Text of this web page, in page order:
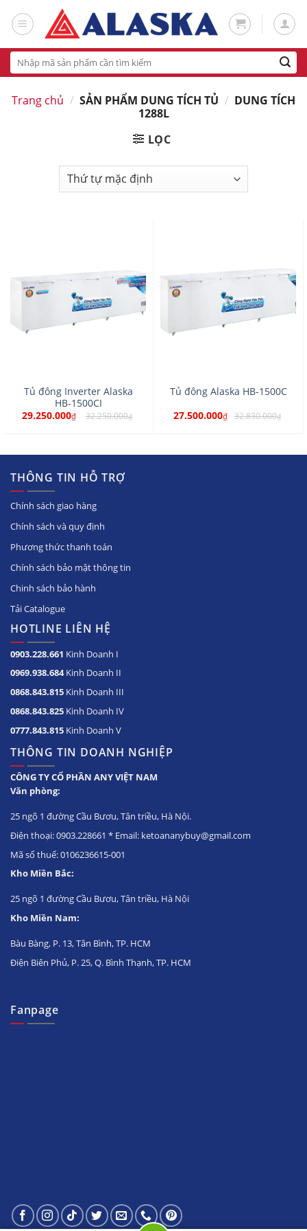
Tìm
kiếm:
Trang chủ / SẢN PHẨM DUNG TÍCH TỦ / DUNG TÍCH
1288L
LỌC
Tủ đông Inverter Alaska
HB-1500CI
29.250.000₫ 32.250.000₫
Tủ đông Alaska HB-1500C
27.500.000₫ 32.830.000₫
THÔNG TIN HỖ TRỢ
Chính sách giao hàng
Chính sách và quy định
Phương thức thanh toán
Chính sách bảo mật thông tin
Chinh sách bảo hành
Tải Catalogue
HOTLINE LIÊN HỆ
0903.228.661 Kinh Doanh I
0969.938.684Kinh Doanh II
0868.843.815 Kinh Doanh III
0868.843.825 Kinh Doanh IV
0777.843.815 Kinh Doanh V
THÔNG TIN DOANH NGHIỆP
CÔNG TY CỔ PHẦN ANY VIỆT NAM
Văn phòng:
25 ngõ 1 đường Cầu Bươu, Tân triều, Hà Nội.
Điện thoại: 0903.228661 * Email: ketoananybuy@gmail.com
Mã số thuế: 0106236615-001
Kho Miền Bắc:
25 ngõ 1 đường Cầu Bươu, Tân triều, Hà Nội
Kho Miền Nam:
Bàu Bàng, P. 13, Tân Bình, TP. HCM
Điện Biên Phủ, P. 25, Q. Bình Thạnh, TP. HCM
Fanpage